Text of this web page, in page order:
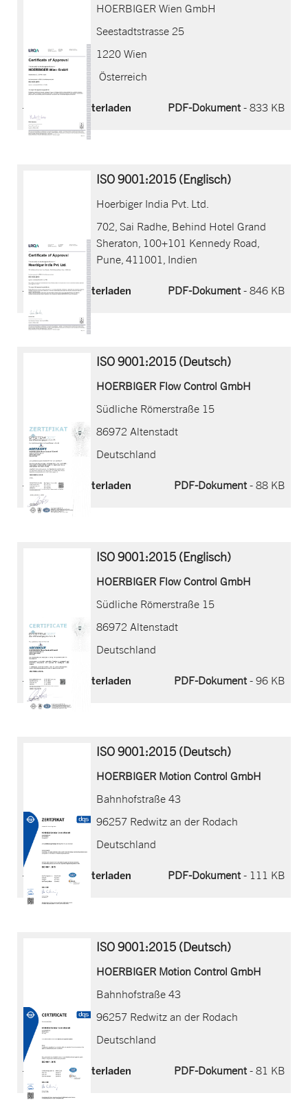
HOERBIGER Wien GmbH
Seestadtstrasse 25
1220 Wien
Österreich
Jetzt herunterladen PDF-Dokument- 833 KB
ISO 9001:2015 (Englisch)
Hoerbiger India Pvt. Ltd.
702, Sai Radhe, Behind Hotel Grand
Sheraton, 100+101 Kennedy Road,
Pune, 411001, Indien
Jetzt herunterladen PDF-Dokument- 846 KB
ISO 9001:2015 (Deutsch)
HOERBIGER Flow Control GmbH
Südliche Römerstraße 15
86972 Altenstadt
Deutschland
Jetzt herunterladen PDF-Dokument- 88 KB
ISO 9001:2015 (Englisch)
HOERBIGER Flow Control GmbH
Südliche Römerstraße 15
86972 Altenstadt
Deutschland
Jetzt herunterladen PDF-Dokument- 96 KB
ISO 9001:2015 (Deutsch)
HOERBIGER Motion Control GmbH
Bahnhofstraße 43
96257 Redwitz an der Rodach
Deutschland
Jetzt herunterladen PDF-Dokument- 111 KB
ISO 9001:2015 (Deutsch)
HOERBIGER Motion Control GmbH
Bahnhofstraße 43
96257 Redwitz an der Rodach
Deutschland
Jetzt herunterladen PDF-Dokument- 81 KB